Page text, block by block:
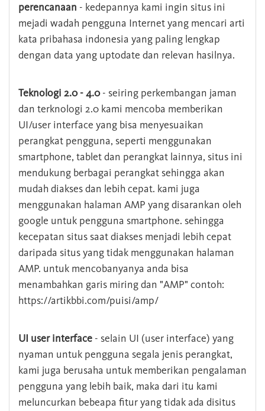
perencanaan - kedepannya kami ingin situs ini
mejadi wadah pengguna Internet yang mencari arti
kata pribahasa indonesia yang paling lengkap
dengan data yang uptodate dan relevan hasilnya.
Teknologi 2.0 - 4.0- seiring perkembangan jaman
dan terknologi 2.0 kami mencoba memberikan
UI/user interface yang bisa menyesuaikan
perangkat pengguna, seperti menggunakan
smartphone, tablet dan perangkat lainnya, situs ini
mendukung berbagai perangkat sehingga akan
mudah diakses dan lebih cepat. kami juga
menggunakan halaman AMP yang disarankan oleh
google untuk pengguna smartphone. sehingga
kecepatan situs saat diakses menjadi lebih cepat
daripada situs yang tidak menggunakan halaman
AMP. untuk mencobanyanya anda bisa
menambahkan garis miring dan "AMP" contoh:
https://artikbbi.com/puisi/amp/
UI user interface - selain UI (user interface) yang
nyaman untuk pengguna segala jenis perangkat,
kami juga berusaha untuk memberikan pengalaman
pengguna yang lebih baik, maka dari itu kami
meluncurkan bebeapa fitur yang tidak ada disitus